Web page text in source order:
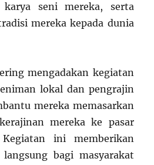
karya seni mereka, serta
mereka kepada dunia
mengadakan kegiatan
lokal dan pengrajin
mereka memasarkan
mereka ke pasar
ini memberikan
bagi masyarakat